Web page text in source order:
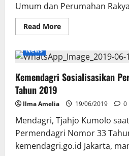
Umum dan Perumahan
Read MoreRead
more
PUPR
Polman
SIMATA
BIMA
News
Kemendagri Sosialisasikan
Tahun 2019
Ilma Amelia 19/06/2019 0
Mendagri, Tjahjo Kumolo
Permendagri Nomor 33
kemendagri.go.id Jakarta,